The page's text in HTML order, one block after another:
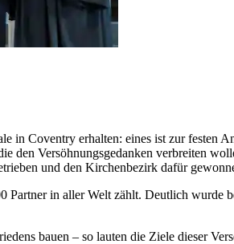
Coventry erhalten: eines ist zur festen
den Versöhnungsgedanken verbreiten
und den Kirchenbezirk dafür
in aller Welt zählt. Deutlich wurde
bauen – so lauten die Ziele dieser